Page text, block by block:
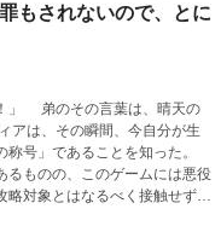
もされないので、とに
の
号」であることを知った。
ものの、このゲームには悪役
略対象とはなるべく接触せず、
決める。 醤油が欲